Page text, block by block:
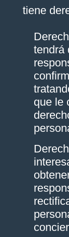
tiene
tendrá
que le